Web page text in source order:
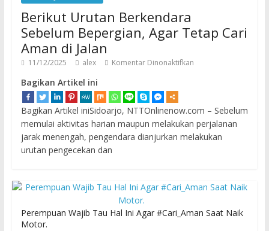
Berikut Urutan Berkendara
Sebelum Bepergian, Agar Tetap Cari
Aman di Jalan
11/12/2025 alex Komentar Dinonaktifkan
Bagikan Artikel ini
Bagikan Artikel iniSidoarjo, NTTOnlinenow.com – Sebelum
memulai aktivitas harian maupun melakukan perjalanan
jarak menengah, pengendara dianjurkan melakukan
urutan pengecekan dan
Perempuan Wajib Tau Hal Ini Agar #Cari_Aman Saat Naik
Motor.